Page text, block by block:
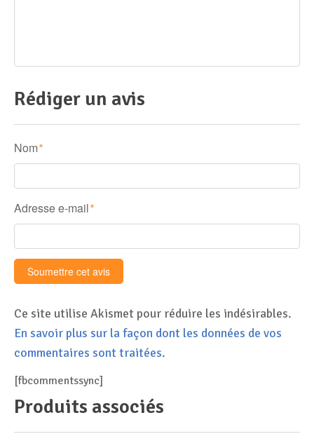
Rédiger un avis
Nom *
Adresse e-mail *
Ce site utilise Akismet pour réduire les indésirables.
En savoir plus sur la façon dont les données de vos
commentaires sont traitées.
[fbcommentssync]
Produits associés